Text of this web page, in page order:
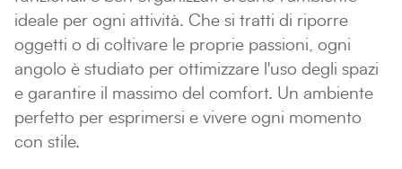
ideale per ogni attività. Che si tratti di riporre
oggetti o di coltivare le proprie passioni, ogni
angolo è studiato per ottimizzare l'uso degli spazi
e garantire il massimo del comfort. Un ambiente
perfetto per esprimersi e vivere ogni momento
con stile.